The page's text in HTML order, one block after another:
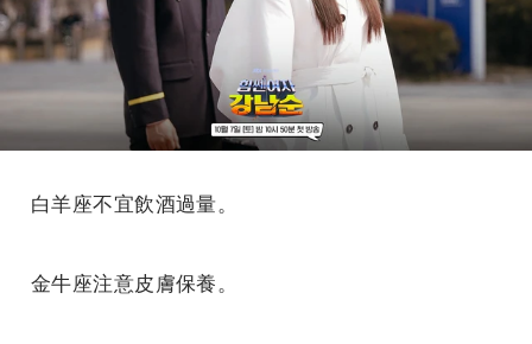
白羊座不宜飲酒過量。
金牛座注意皮膚保養。